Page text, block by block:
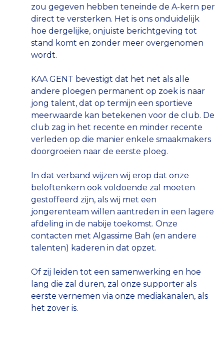
zou gegeven hebben teneinde de A-kern per
direct te versterken. Het is ons onduidelijk
hoe dergelijke, onjuiste berichtgeving tot
stand komt en zonder meer overgenomen
wordt.
KAA GENT bevestigt dat het net als alle
andere ploegen permanent op zoek is naar
jong talent, dat op termijn een sportieve
meerwaarde kan betekenen voor de club. De
club zag in het recente en minder recente
verleden op die manier enkele smaakmakers
doorgroeien naar de eerste ploeg.
In dat verband wijzen wij erop dat onze
beloftenkern ook voldoende zal moeten
gestoffeerd zijn, als wij met een
jongerenteam willen aantreden in een lagere
afdeling in de nabije toekomst. Onze
contacten met Algassime Bah (en andere
talenten) kaderen in dat opzet.
Of zij leiden tot een samenwerking en hoe
lang die zal duren, zal onze supporter als
eerste vernemen via onze mediakanalen, als
het zover is.